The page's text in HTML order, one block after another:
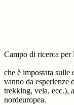
Campo di ricerca per
che è impostata sulle
vanno da esperienze
trekking, vela, ecc.),
nordeuropea.